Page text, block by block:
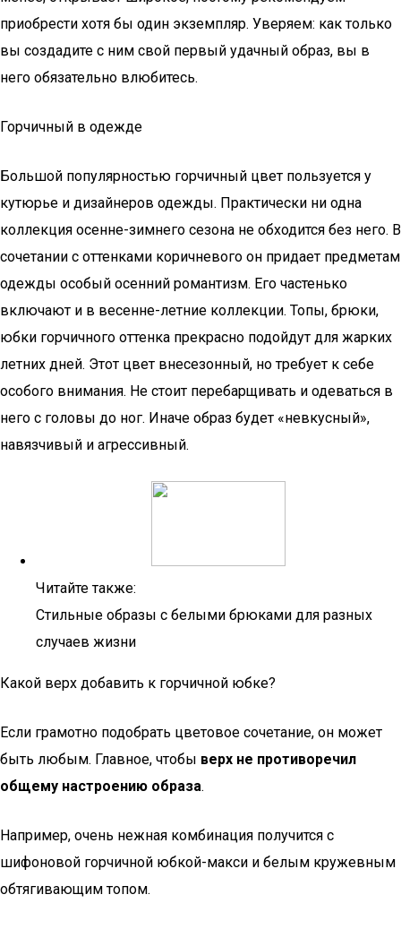
приобрести хотя бы один экземпляр. Уверяем: как только
вы создадите с ним свой первый удачный образ, вы в
него обязательно влюбитесь.
Горчичный в одежде
Большой популярностью горчичный цвет пользуется у
кутюрье и дизайнеров одежды. Практически ни одна
коллекция осенне-зимнего сезона не обходится без него. В
сочетании с оттенками коричневого он придает предметам
одежды особый осенний романтизм. Его частенько
включают и в весенне-летние коллекции. Топы, брюки,
юбки горчичного оттенка прекрасно подойдут для жарких
летних дней. Этот цвет внесезонный, но требует к себе
особого внимания. Не стоит перебарщивать и одеваться в
него с головы до ног. Иначе образ будет «невкусный»,
навязчивый и агрессивный.
Читайте также:
Стильные образы с белыми брюками для разных
случаев жизни
Какой верх добавить к горчичной юбке?
Если грамотно подобрать цветовое сочетание, он может
быть любым. Главное, чтобы верх не противоречил
общему настроению образа.
Например, очень нежная комбинация получится с
шифоновой горчичной юбкой-макси и белым кружевным
обтягивающим топом.